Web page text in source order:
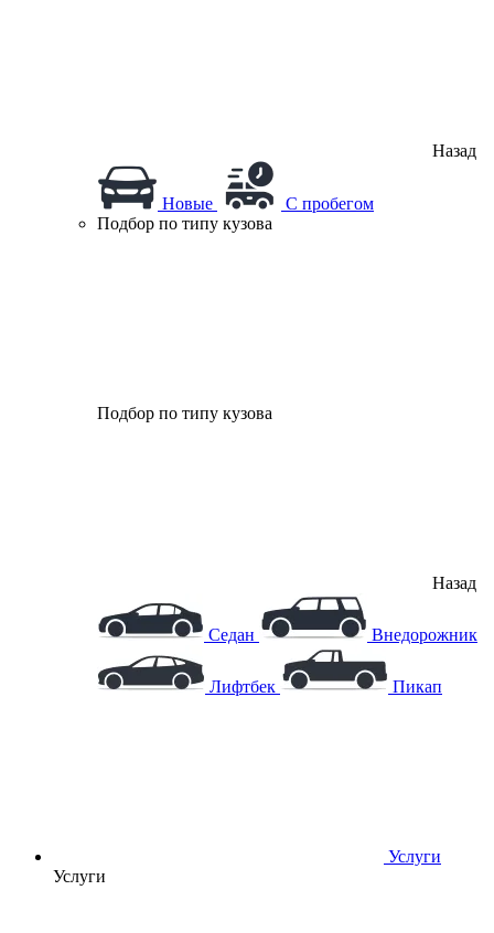
Назад
Новые
С пробегом
Подбор по типу кузова
Подбор по типу кузова
Назад
Седан Внедорожник
Лифтбек Пикап
Услуги
Услуги